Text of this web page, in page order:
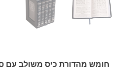
חומש מהדורת כיס משולב עם